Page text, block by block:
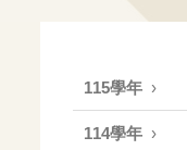
115學年
114學年